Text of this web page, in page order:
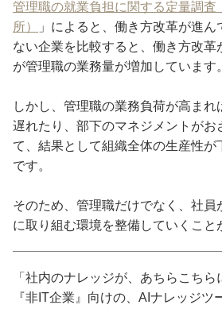
管理職の就業負担に関する定量調査
所）
」によると、働き方改革が進
ない企業を比較すると、働き方改革
が管理職の業務量が増加しています。
しかし、管理職の業務負荷が高ま
遅れたり、部下のマネジメントがお
て、結果として組織全体の生産性が
です。
そのため、管理職だけでなく、社員
に取り組む環境を整備していくこと
「社内のナレッジが、あちらこちら
『非IT企業』向けの、AIナレッジツ